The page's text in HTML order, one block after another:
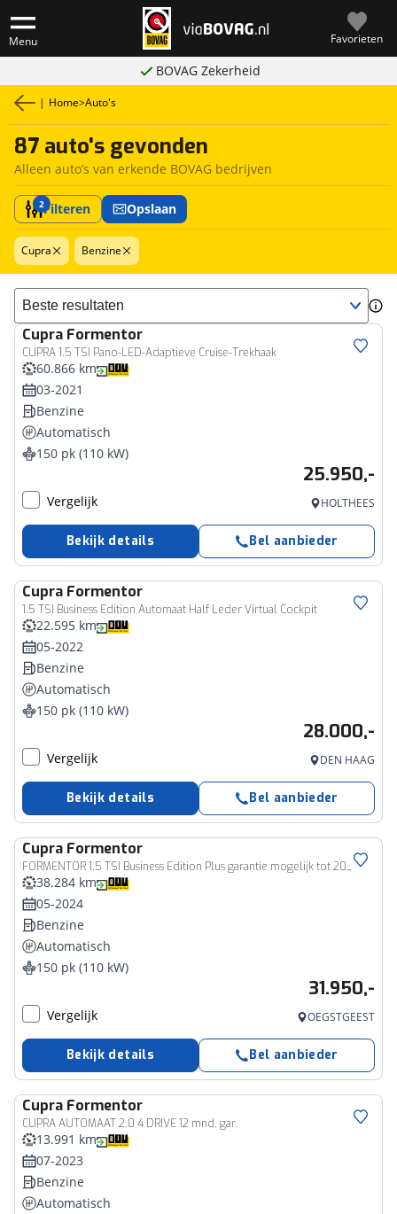
Menu Favorieten
BOVAG Zekerheid
| Home>Auto's
87 auto's gevonden
Alleen auto’s van erkende BOVAG bedrijven
2Filteren Opslaan
Cupra Benzine
Sorteer resultaten
Cupra Formentor
CUPRA 1.5 TSI Pano-LED-Adaptieve Cruise-Trekhaak
60.866 km
03-2021
Benzine
Automatisch
150 pk (110 kW)
25.950,-
Vergelijk HOLTHEES
Bekijk details Bel aanbieder
Cupra Formentor
1.5 TSI Business Edition Automaat Half Leder Virtual Cockpit
22.595 km
05-2022
Benzine
Automatisch
150 pk (110 kW)
28.000,-
Vergelijk DEN HAAG
Bekijk details Bel aanbieder
Cupra Formentor
FORMENTOR 1.5 TSI Business Edition Plus garantie mogelijk tot 2035
38.284 km
05-2024
Benzine
Automatisch
150 pk (110 kW)
31.950,-
Vergelijk OEGSTGEEST
Bekijk details Bel aanbieder
Cupra Formentor
CUPRA AUTOMAAT 2.0 4 DRIVE 12 mnd. gar.
13.991 km
07-2023
Benzine
Automatisch